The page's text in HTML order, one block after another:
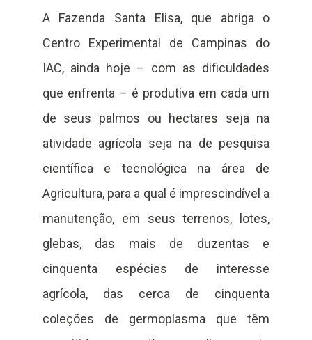
A Fazenda Santa Elisa, que abriga o
Centro Experimental de Campinas do
IAC, ainda hoje – com as dificuldades
que enfrenta – é produtiva em cada um
de seus palmos ou hectares seja na
atividade agrícola seja na de pesquisa
científica e tecnológica na área de
Agricultura, para a qual é imprescindível a
manutenção, em seus terrenos, lotes,
glebas, das mais de duzentas e
cinquenta espécies de interesse
agrícola, das cerca de cinquenta
coleções de germoplasma que têm